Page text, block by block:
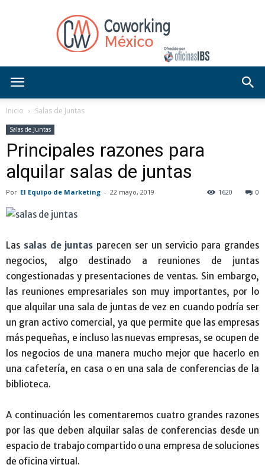
OficinasIBS
Inicio Salas de Juntas
Salas de Juntas
Principales razones para
alquilar salas de juntas
Por El Equipo de Marketing - 22 mayo, 2019 0
1620
Las salas de juntas parecen ser un servicio para grandes
negocios, algo destinado a reuniones de juntas
congestionadas y presentaciones de ventas. Sin embargo,
las reuniones empresariales son muy importantes, por lo
que alquilar una sala de juntas de vez en cuando podría ser
un gran activo comercial, ya que permite que las empresas
más pequeñas, e incluso las nuevas empresas, se ocupen de
los negocios de una manera mucho mejor que hacerlo en
una cafetería, en casa o en una sala de conferencias de la
biblioteca.
A continuación les comentaremos cuatro grandes razones
por las que deben alquilar salas de conferencias desde un
espacio de trabajo compartido o una empresa de soluciones
de oficina virtual.